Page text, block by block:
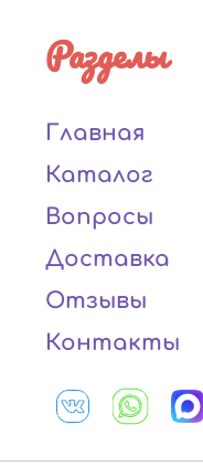
Разделы
Главная
Каталог
Вопросы
Доставка
Отзывы
Контакты